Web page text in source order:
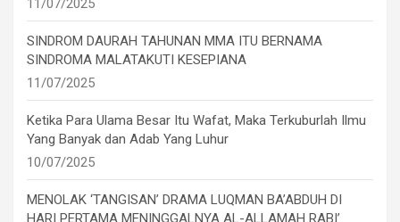
11/07/2025
SINDROM DAURAH TAHUNAN MMA ITU BERNAMA
SINDROMA MALATAKUTI KESEPIANA
11/07/2025
Ketika Para Ulama Besar Itu Wafat, Maka Terkuburlah Ilmu
Yang Banyak dan Adab Yang Luhur
10/07/2025
MENOLAK ‘TANGISAN’ DRAMA LUQMAN BA’ABDUH DI
HARI PERTAMA MENINGGALNYA AL-ALLAMAH RABI’